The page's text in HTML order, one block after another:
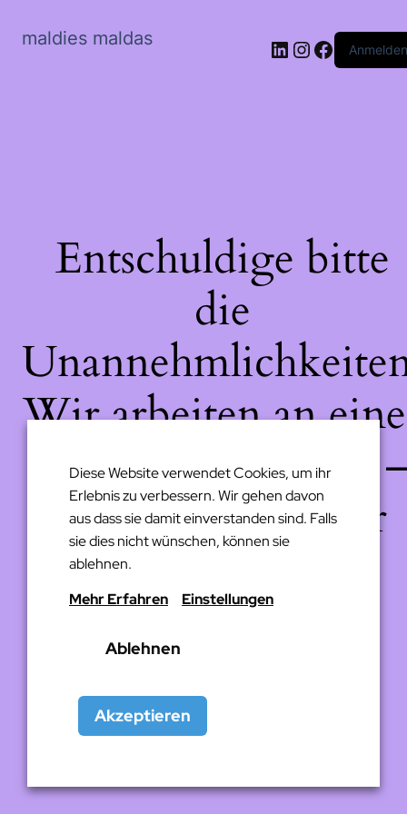
maldies maldas LinkedIn
Instagram
Anmelden
Entschuldige bitte
die
Wir arbeiten an
großartigen Sache
schau bald wieder
Diese Website verwendet Cookies, um ihr
Erlebnis zu verbessern. Wir gehen davon
aus dass sie damit einverstanden sind. Falls
sie dies nicht wünschen, können sie
ablehnen.
Mehr Erfahren
Einstellungen
Ablehnen
Akzeptieren